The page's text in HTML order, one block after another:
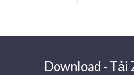
Download - Tải